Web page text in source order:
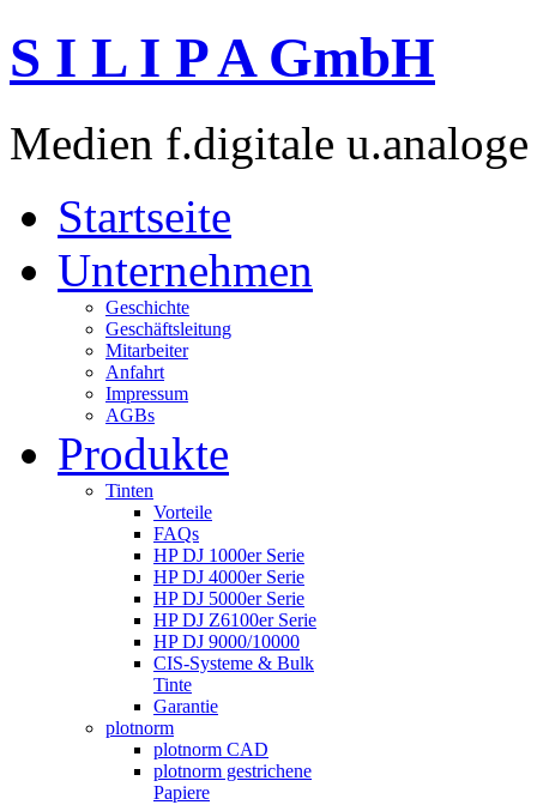
S I L I P A GmbH
Medien f.digitale
Startseite
Unternehmen
Geschichte
Geschäftsleitung
Mitarbeiter
Anfahrt
Impressum
AGBs
Produkte
Tinten
Vorteile
FAQs
HP DJ 1000er Serie
HP DJ 4000er Serie
HP DJ 5000er Serie
HP DJ Z6100er Serie
HP DJ 9000/10000
CIS-Systeme & Bulk
Tinte
Garantie
plotnorm
plotnorm CAD
plotnorm gestrichene
Papiere